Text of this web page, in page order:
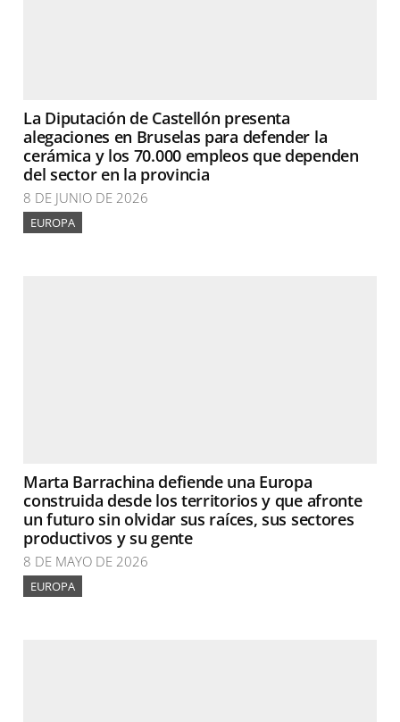
La Diputación de Castellón presenta
alegaciones en Bruselas para defender la
cerámica y los 70.000 empleos que dependen
del sector en la provincia
8 DE JUNIO DE 2026
EUROPA
Marta Barrachina defiende una Europa
construida desde los territorios y que afronte
un futuro sin olvidar sus raíces, sus sectores
productivos y su gente
8 DE MAYO DE 2026
EUROPA